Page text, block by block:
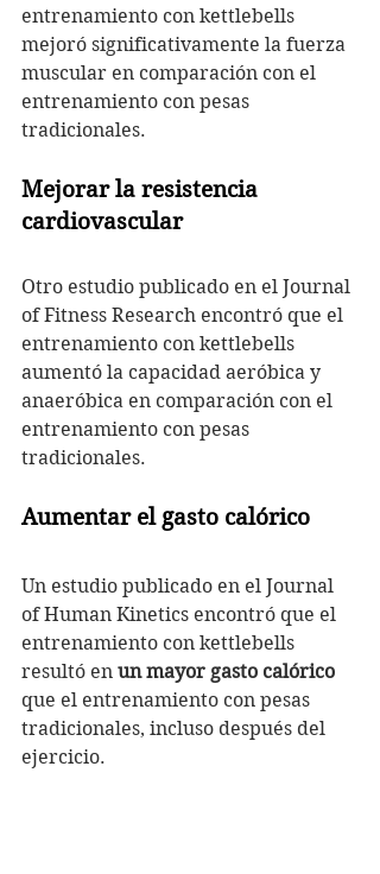
entrenamiento con kettlebells
mejoró significativamente la fuerza
muscular en comparación con el
entrenamiento con pesas
tradicionales.
Mejorar la resistencia
cardiovascular
Otro estudio publicado en el Journal
of Fitness Research encontró que el
entrenamiento con kettlebells
aumentó la capacidad aeróbica y
anaeróbica en comparación con el
entrenamiento con pesas
tradicionales.
Aumentar el gasto calórico
Un estudio publicado en el Journal
of Human Kinetics encontró que el
entrenamiento con kettlebells
resultó en un mayor gasto calórico
que el entrenamiento con pesas
tradicionales, incluso después del
ejercicio.